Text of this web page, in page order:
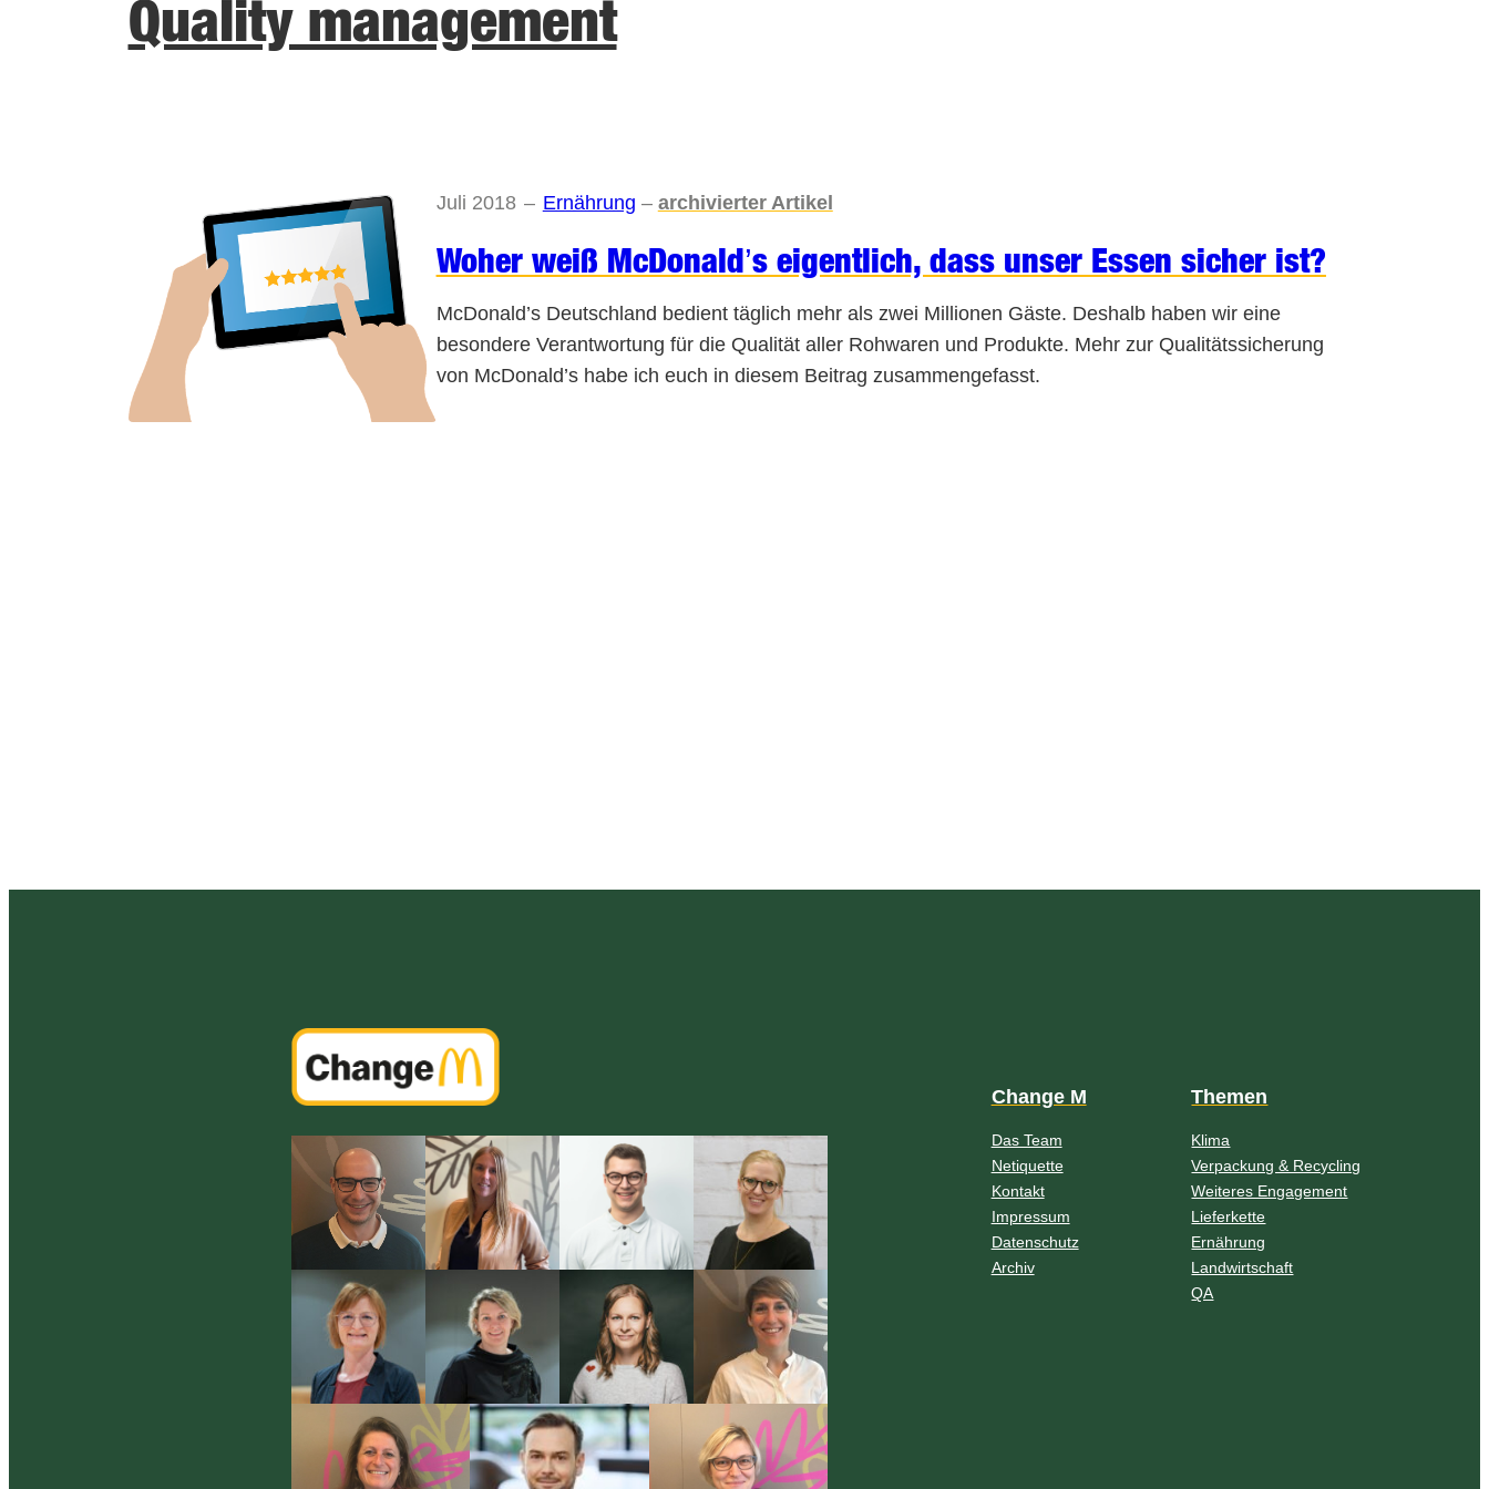
Quality management
Juli 2018 – Ernährung – archivierter Artikel
Woher weiß McDonald’s eigentlich, dass unser Essen sicher ist?
McDonald’s Deutschland bedient täglich mehr als zwei Millionen Gäste. Deshalb haben wir eine
besondere Verantwortung für die Qualität aller Rohwaren und Produkte. Mehr zur Qualitätssicherung
von McDonald’s habe ich euch in diesem Beitrag zusammengefasst.
Change M
Das Team
Netiquette
Kontakt
Impressum
Datenschutz
Archiv
Themen
Klima
Verpackung & Recycling
Weiteres Engagement
Lieferkette
Ernährung
Landwirtschaft
QA